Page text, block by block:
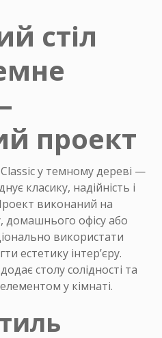
замовлення
замовлення
замовлення
замовлення
замовлення
стіл
проект
у темному дереві —
класику, надійність і
виконаний на
домашнього офісу або
використати
естетику інтер’єру.
столу солідності та
у кімнаті.